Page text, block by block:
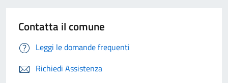
Contatta il comune
Leggi le domande frequenti
Richiedi Assistenza